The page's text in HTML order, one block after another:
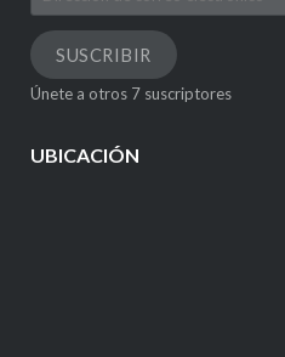
de
correo
electrónico
SUSCRIBIR
Únete a otros 7 suscriptores
UBICACIÓN